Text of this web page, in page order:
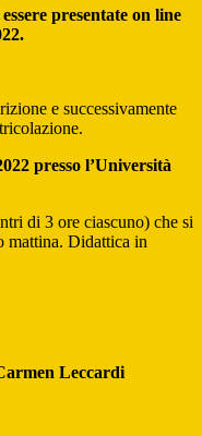
presentate on line
e successivamente
presso l’Università
di 3 ore ciascuno) che si
mattina. Didattica in
Leccardi